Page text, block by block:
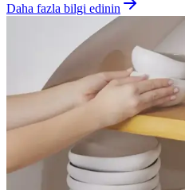
Daha fazla bilgi edinin